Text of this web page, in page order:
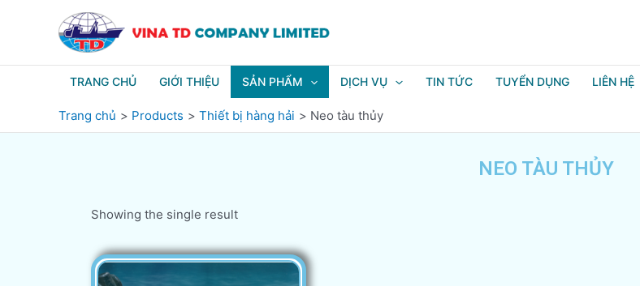
dung
TRANG CHỦ GIỚI THIỆU SẢN PHẨM DỊCH VỤ TIN TỨC TUYỂN DỤNG LIÊN HỆ
Trang chủ Products Thiết bị hàng hải Neo tàu thủy
NEO TÀU THỦY
Showing the single result